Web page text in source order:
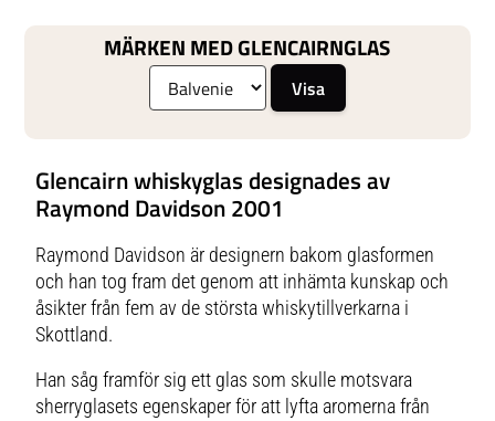
MÄRKEN MED GLENCAIRNGLAS
Glencairn whiskyglas designades av
Raymond Davidson 2001
Raymond Davidson är designern bakom glasformen
och han tog fram det genom att inhämta kunskap och
åsikter från fem av de största whiskytillverkarna i
Skottland.
Han såg framför sig ett glas som skulle motsvara
sherryglasets egenskaper för att lyfta aromerna från